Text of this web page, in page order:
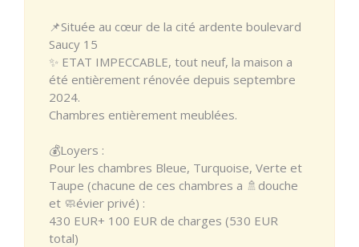
📌Située au cœur de la cité ardente boulevard
Saucy 15
✨ ETAT IMPECCABLE, tout neuf, la maison a
été entièrement rénovée depuis septembre
2024.
Chambres entièrement meublées.
💰Loyers :
Pour les chambres Bleue, Turquoise, Verte et
Taupe (chacune de ces chambres a 🚿douche
et 🧼évier privé) :
430 EUR+ 100 EUR de charges (530 EUR
total)